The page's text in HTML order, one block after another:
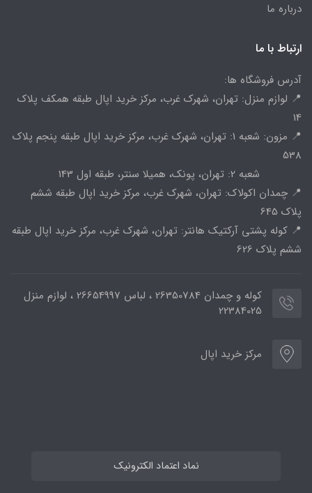
درباره ما
ارتباط با ما
آدرس فروشگاه ها:
📍 لوازم منزل: تهران، شهرک غرب، مرکز خرید اپال طبقه همکف پلاک
14
📍 مزون: شعبه 1: تهران، شهرک غرب، مرکز خرید اپال طبقه پنجم پلاک
538
شعبه 2: تهران، پونک، همیلا سنتر، طبقه اول 143
📍 چمدان اکولاک: تهران، شهرک غرب، مرکز خرید اپال طبقه ششم
پلاک 645
📍 کوله پشتی آرکتیک هانتر: تهران، شهرک غرب، مرکز خرید اپال طبقه
ششم پلاک 626
کوله و چمدان 26350784 ، لباس 26654997 ، لوازم منزل
22384025
مرکز خرید اپال
نماد اعتماد الکترونیک